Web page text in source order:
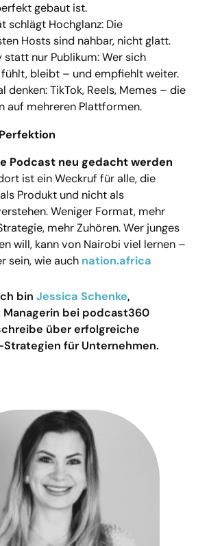
gebaut ist.
schlägt Hochglanz: Die
Hosts sind nahbar, nicht glatt.
nur Publikum: Wer sich
bleibt – und empfiehlt weiter.
denken: TikTok, Reels, Memes – die
auf mehreren Plattformen.
Podcast neu gedacht werden
ist ein Weckruf für alle, die
Produkt und nicht als
Weniger Format, mehr
mehr Zuhören. Wer junges
will, kann von Nairobi viel lernen –
sein, wie auch nation.africa
bin Jessica Schenke,
Managerin bei podcast360
über erfolgreiche
für Unternehmen.